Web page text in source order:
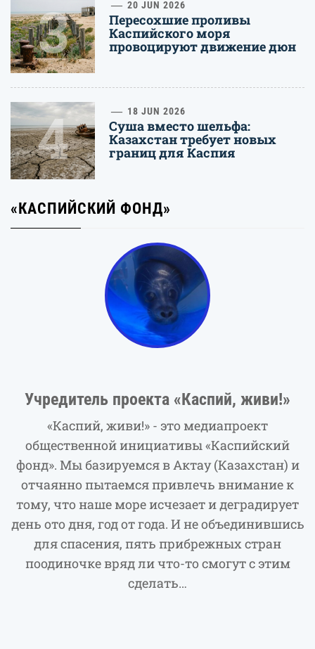
3 20 JUN 2026
Пересохшие проливы
Каспийского моря
провоцируют движение дюн
4 18 JUN 2026
Суша вместо шельфа:
Казахстан требует новых
границ для Каспия
«КАСПИЙСКИЙ ФОНД»
Учредитель проекта «Каспий, живи!»
«Каспий, живи!» - это медиапроект
общественной инициативы «Каспийский
фонд». Мы базируемся в Актау (Казахстан) и
отчаянно пытаемся привлечь внимание к
тому, что наше море исчезает и деградирует
день ото дня, год от года. И не объединившись
для спасения, пять прибрежных стран
поодиночке вряд ли что-то смогут с этим
сделать…